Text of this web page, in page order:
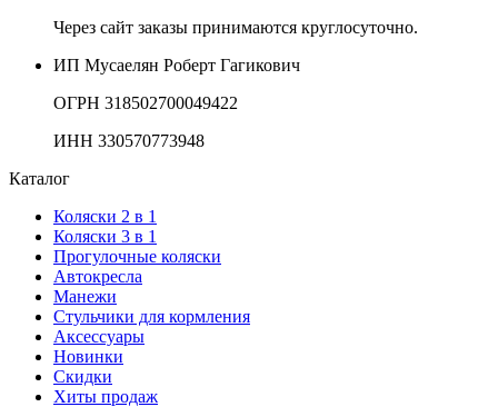
Через сайт заказы принимаются круглосуточно.
ИП Мусаелян Роберт Гагикович
ОГРН 318502700049422
ИНН 330570773948
Каталог
Коляски 2 в 1
Коляски 3 в 1
Прогулочные коляски
Автокресла
Манежи
Стульчики для кормления
Аксессуары
Новинки
Скидки
Хиты продаж